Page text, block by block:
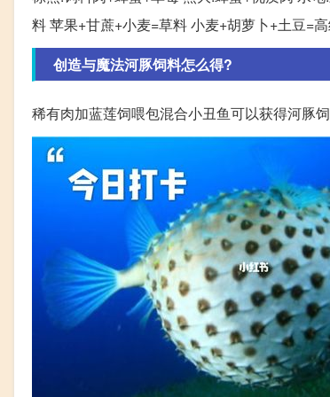
料 苹果+甘蔗+小麦=草料 小麦+胡萝卜+土豆=
创造与魔法河豚饲料怎么得?
稀有肉加蓝莲饲喂包混合小丑鱼可以获得河豚